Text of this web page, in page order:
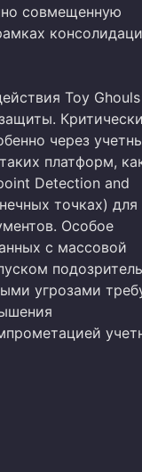
совмещенную
Toy Ghouls
Критически
через
платформ,
Detection and
точках) для
Особое
с массовой
угрозами